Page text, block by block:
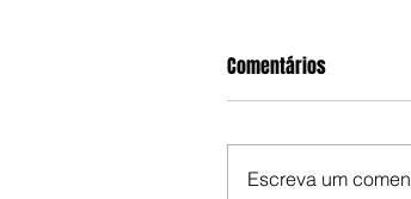
Comentários
Escreva um